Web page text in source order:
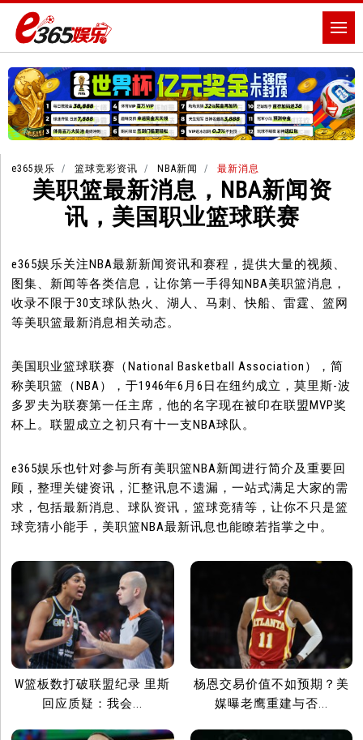
e365娱乐 篮球竞彩资讯 NBA新闻 最新消息
美职篮最新消息，NBA新闻资
讯，美国职业篮球联赛
e365娱乐关注NBA最新新闻资讯和赛程，提供大量的视频、
图集、新闻等各类信息，让你第一手得知NBA美职篮消息，
收录不限于30支球队热火、湖人、马刺、快船、雷霆、篮网
等美职篮最新消息相关动态。
美国职业篮球联赛（National Basketball Association），简
称美职篮（NBA），于1946年6月6日在纽约成立，莫里斯-波
多罗夫为联赛第一任主席，他的名字现在被印在联盟MVP奖
杯上。联盟成立之初只有十一支NBA球队。
e365娱乐也针对参与所有美职篮NBA新闻进行简介及重要回
顾，整理关键资讯，汇整讯息不遗漏，一站式满足大家的需
求，包括最新消息、球队资讯，篮球竞猜等，让你不只是篮
球竞猜小能手，美职篮NBA最新讯息也能瞭若指掌之中。
W篮板数打破联盟纪录 里斯
回应质疑：我会...
杨恩交易价值不如预期？美
媒曝老鹰重建与否...